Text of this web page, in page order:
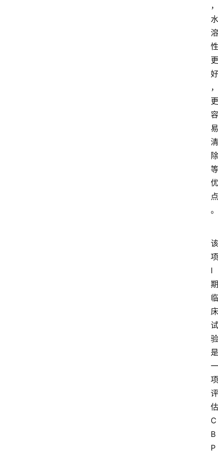
，
水
溶
性
更
好
，
更
容
易
清
除
等
优
点
。
该
项
I
期
临
床
试
验
是
一
项
评
估
C
B
P